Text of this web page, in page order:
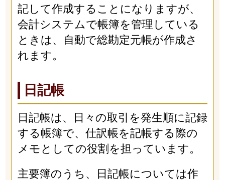
記して作成することになりますが、
会計システムで帳簿を管理している
ときは、自動で総勘定元帳が作成さ
れます。
日記帳
日記帳は、日々の取引を発生順に記録
する帳簿で、仕訳帳を記帳する際の
メモとしての役割を担っています。
主要簿のうち、日記帳については作